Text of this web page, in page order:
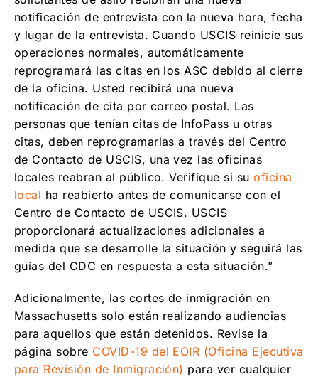
notificación de entrevista con la nueva hora, fecha
y lugar de la entrevista. Cuando USCIS reinicie sus
operaciones normales, automáticamente
reprogramará las citas en los ASC debido al cierre
de la oficina. Usted recibirá una nueva
notificación de cita por correo postal. Las
personas que tenían citas de InfoPass u otras
citas, deben reprogramarlas a través del Centro
de Contacto de USCIS, una vez las oficinas
locales reabran al público. Verifique si suoficina
local ha reabierto antes de comunicarse con el
Centro de Contacto de USCIS. USCIS
proporcionará actualizaciones adicionales a
medida que se desarrolle la situación y seguirá las
guías del CDC en respuesta a esta situación.”
Adicionalmente, las cortes de inmigración en
Massachusetts solo están realizando audiencias
para aquellos que están detenidos. Revise la
página sobre COVID-19 del EOIR (Oficina Ejecutiva
para Revisión de Inmigración) para ver cualquier